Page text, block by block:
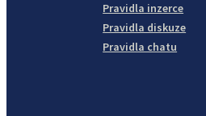
Pravidla inzerce
Pravidla diskuze
Pravidla chatu